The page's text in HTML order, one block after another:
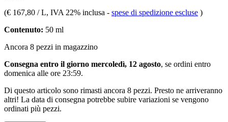
(€ 167,80 / L, IVA 22% inclusa - spese di spedizione escluse )
Contenuto: 50 ml
Ancora 8 pezzi in magazzino
Consegna entro il giorno mercoledì, 12 agosto, se ordini entro
domenica alle ore 23:59.
Di questo articolo sono rimasti ancora 8 pezzi. Presto ne arriveranno
altri! La data di consegna potrebbe subire variazioni se vengono
ordinati più pezzi.